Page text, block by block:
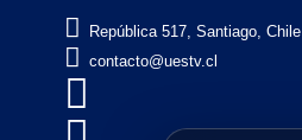
 República 517, Santiago, Chile
 contacto@uestv.cl
